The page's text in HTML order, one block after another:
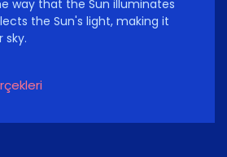
way that the Sun illuminates
the Sun's light, making it
sky.